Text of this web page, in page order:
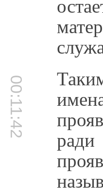
00:11:42